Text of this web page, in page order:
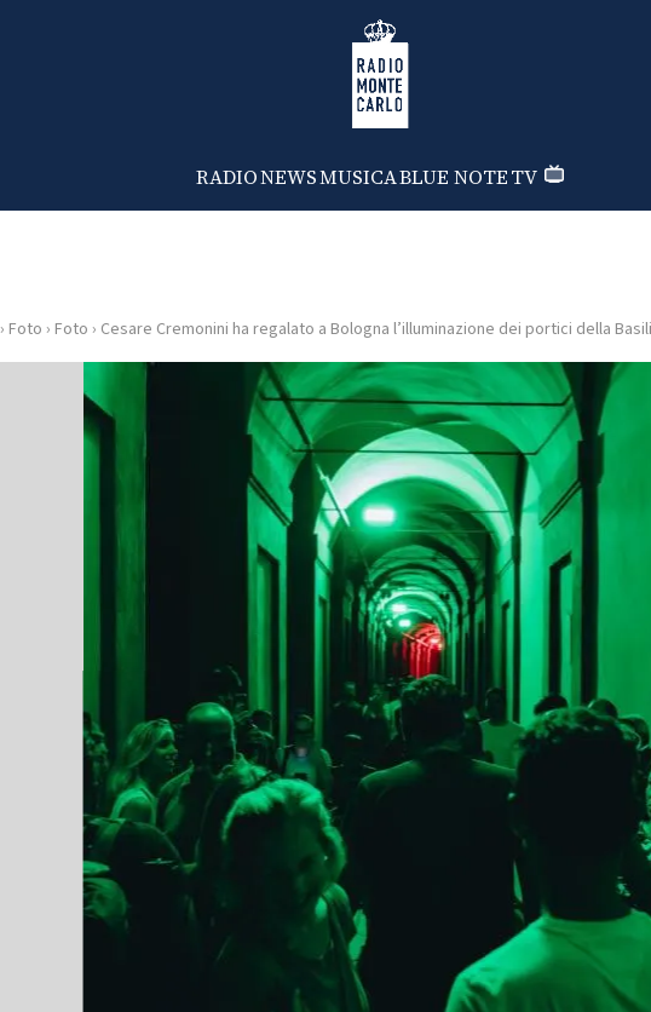
Radio Monte Carlo
RADIONEWSMUSICABLUE NOTETV
› Foto › Foto › Cesare Cremonini ha regalato a Bologna l’illuminazione dei portici della